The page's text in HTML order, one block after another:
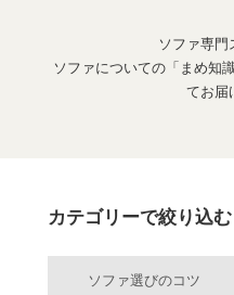
ソファ専門
ソファについての「まめ知
てお届
カテゴリーで絞り込む
ソファ選びのコツ